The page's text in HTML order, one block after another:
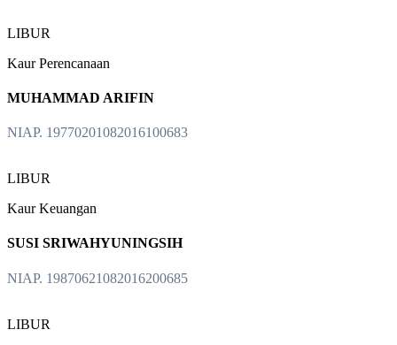
LIBUR
Kaur Perencanaan
MUHAMMAD ARIFIN
NIAP. 19770201082016100683
LIBUR
Kaur Keuangan
SUSI SRIWAHYUNINGSIH
NIAP. 19870621082016200685
LIBUR